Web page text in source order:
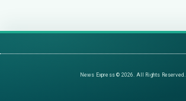
News Express © 2026. All Rights Reserved.